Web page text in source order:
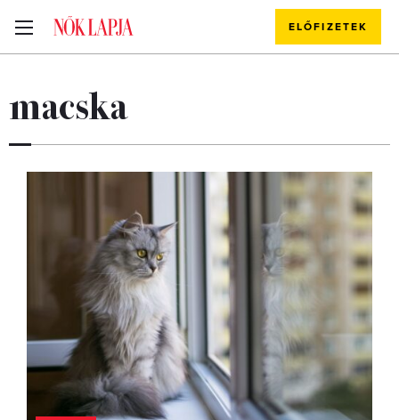
ELŐFIZETEK
macska